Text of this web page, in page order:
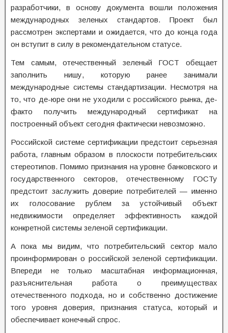
разработчики, в основу документа вошли положения
международных зеленых стандартов. Проект был
рассмотрен экспертами и ожидается, что до конца года
он вступит в силу в рекомендательном статусе.
Тем самым, отечественный зеленый ГОСТ обещает
заполнить нишу, которую ранее занимали
международные системы стандартизации. Несмотря на
то, что де-юре они не уходили с российского рынка, де-
факто получить международный сертификат на
построенный объект сегодня фактически невозможно.
Российской системе сертификации предстоит серьезная
работа, главным образом в плоскости потребительских
стереотипов. Помимо признания на уровне банковского и
государственного секторов, отечественному ГОСТу
предстоит заслужить доверие потребителей — именно
их голосование рублем за устойчивый объект
недвижимости определяет эффективность каждой
конкретной системы зеленой сертификации.
А пока мы видим, что потребительский сектор мало
проинформирован о российской зеленой сертификации.
Впереди не только масштабная информационная,
разъяснительная работа о преимуществах
отечественного подхода, но и собственно достижение
того уровня доверия, признания статуса, который и
обеспечивает конечный спрос.